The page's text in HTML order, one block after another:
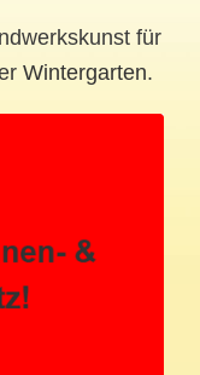
für
Wintergarten.